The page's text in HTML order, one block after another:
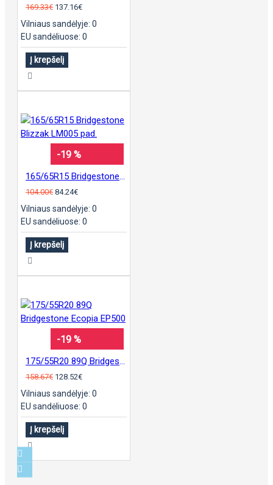
169.33€ 137.16€
Vilniaus sandėlyje: 0
EU sandėliuose: 0
Į krepšelį
-19 %
104.00€ 84.24€
Vilniaus sandėlyje: 0
EU sandėliuose: 0
Į krepšelį
-19 %
158.67€ 128.52€
Vilniaus sandėlyje: 0
EU sandėliuose: 0
Į krepšelį